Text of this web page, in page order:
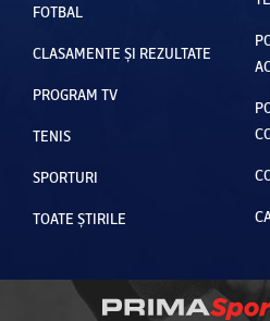
FOTBAL
CLASAMENTE ȘI REZULTATE
PROGRAM TV
TENIS
SPORTURI
TOATE ȘTIRILE